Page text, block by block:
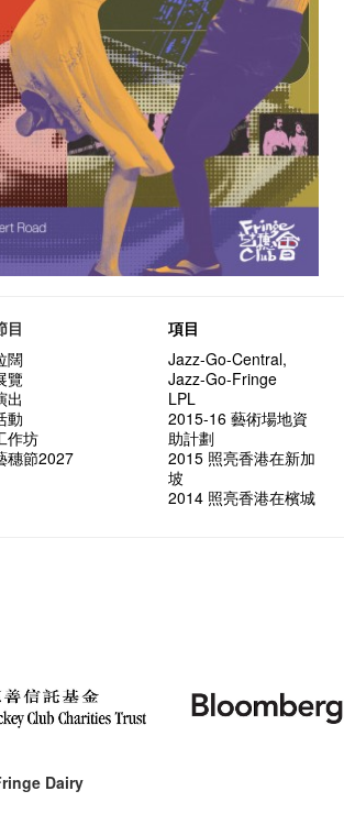
目
闊
覽
出
動
作坊
穗節2027
項目
Jazz-Go-Central,
Jazz-Go-Fringe
LPL
2015-16 藝術場地資
助計劃
2015 照亮香港在新加
坡
2014 照亮香港在檳城
Dairy